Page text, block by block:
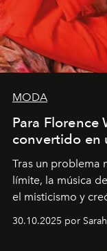
MODA
Para Florence
convertido en
Tras un problema
límite, la música
el misticismo y
álbumes más
30.10.2025 por